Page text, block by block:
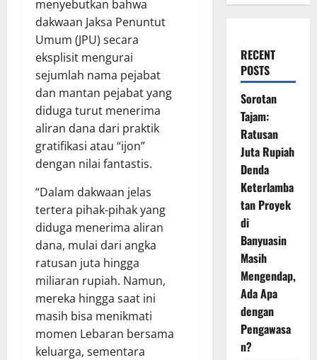
menyebutkan bahwa
dakwaan Jaksa Penuntut
Umum (JPU) secara
eksplisit mengurai
sejumlah nama pejabat
dan mantan pejabat yang
diduga turut menerima
aliran dana dari praktik
gratifikasi atau “ijon”
dengan nilai fantastis.
“Dalam dakwaan jelas
tertera pihak-pihak yang
diduga menerima aliran
dana, mulai dari angka
ratusan juta hingga
miliaran rupiah. Namun,
mereka hingga saat ini
masih bisa menikmati
momen Lebaran bersama
keluarga, sementara
RECENT
POSTS
Sorotan
Tajam:
Ratusan
Juta Rupiah
Denda
Keterlamba
tan Proyek
di
Banyuasin
Masih
Mengendap,
Ada Apa
dengan
Pengawasa
n?